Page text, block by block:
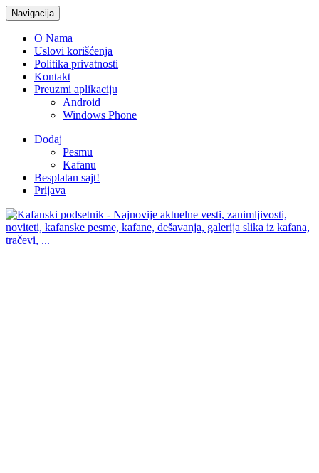
Navigacija
O Nama
Uslovi korišćenja
Politika privatnosti
Kontakt
Preuzmi aplikaciju
Android
Windows Phone
Dodaj
Pesmu
Kafanu
Besplatan sajt!
Prijava